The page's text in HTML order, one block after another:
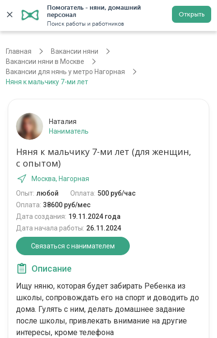
Помогатель - няни, домашний
персонал
Поиск работы и работников
Открыть
Регистрация
Главная
Вакансии няни
Вакансии няни в Москве
Вакансии для нянь у метро Нагорная
Няня к мальчику 7-ми лет
Наталия
Наниматель
Няня к мальчику 7-ми лет (для женщин,
с опытом)
Москва, Нагорная
Опыт: любой Оплата: 500 руб/час
Оплата: 38600 руб/мес
Дата создания: 19.11.2024 года
Дата начала работы: 26.11.2024
Связаться с нанимателем
Описание
Ищу няню, которая будет забирать Ребенка из
школы, сопровождать его на спорт и доводить до
дома. Гулять с ним, делать домашнее задание
после школы, привлекать внимание на другие
интересы, кроме телефона